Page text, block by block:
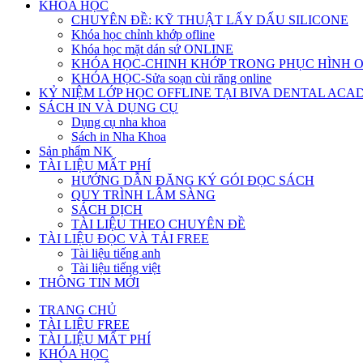
KHÓA HỌC
CHUYÊN ĐỀ: KỸ THUẬT LẤY DẤU SILICONE
Khóa học chỉnh khớp ofline
Khóa học mặt dán sứ ONLINE
KHÓA HỌC-CHINH KHỚP TRONG PHỤC HÌNH
KHÓA HỌC-Sửa soạn cùi răng online
KỶ NIỆM LỚP HỌC OFFLINE TẠI BIVA DENTAL
SÁCH IN VÀ DỤNG CỤ
Dụng cụ nha khoa
Sách in Nha Khoa
Sản phẩm NK
TÀI LIỆU MẤT PHÍ
HƯỚNG DẪN ĐĂNG KÝ GÓI ĐỌC SÁCH
QUY TRÌNH LÂM SÀNG
SÁCH DỊCH
TÀI LIỆU THEO CHUYÊN ĐỀ
TÀI LIỆU ĐỌC VÀ TẢI FREE
Tài liệu tiếng anh
Tài liệu tiếng việt
THÔNG TIN MỚI
TRANG CHỦ
TÀI LIỆU FREE
TÀI LIỆU MẤT PHÍ
KHÓA HỌC